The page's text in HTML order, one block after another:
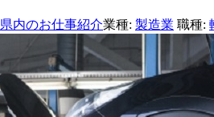
県内のお仕事紹介業種: 製造業 職種: